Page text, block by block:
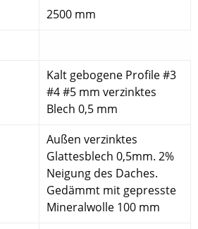
2500 mm
Kalt gebogene Profile #3
#4 #5 mm verzinktes
Blech 0,5 mm
Außen verzinktes
Glattesblech 0,5mm. 2%
Neigung des Daches.
Gedämmt mit gepresste
Mineralwolle 100 mm